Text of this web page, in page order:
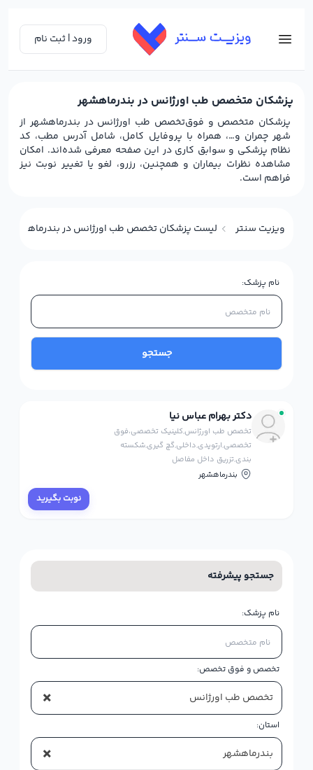
ورود | ثبت نام
پزشکان متخصص طب اورژانس در بندرماهشهر
پزشکان متخصص و فوق‌تخصص طب اورژانس در بندرماهشهر از
شهر چمران و…، همراه با پروفایل کامل، شامل آدرس مطب، کد
نظام پزشکی و سوابق کاری در این صفحه معرفی شده‌اند. امکان
مشاهده نظرات بیماران و همچنین، رزرو، لغو یا تغییر نوبت نیز
فراهم است.
ویزیت سنتر لیست پزشکان تخصص طب اورژانس در بندرماهشهر
نام پزشک:
جستجو
دکتر بهرام عباس نیا
تخصص طب اورژانس,کلینیک تخصصی،فوق
تخصصی,ارتوپدی,داخلی,گچ گیری,شکسته
بندی,تزریق داخل مفاصل
بندرماهشهر
نوبت بگیرید
جستجو پیشرفته
نام پزشک:
تخصص و فوق تخصص:
× تخصص طب اورژانس
استان:
× بندرماهشهر